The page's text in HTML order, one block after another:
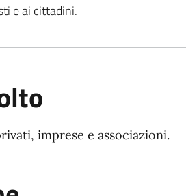
e ai cittadini.
imprese e associazioni.